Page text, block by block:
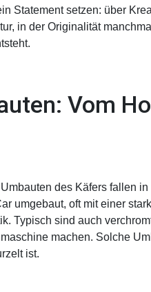
Statement setzen: über
in der Originalität
Vom
des Käfers fallen
umgebaut, oft mit einer
Typisch sind auch
machen. Solche
ist.